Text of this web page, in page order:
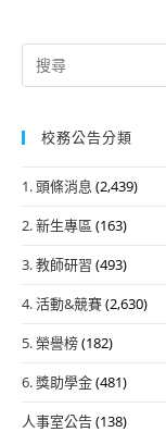
Search
for:
校務公告分類
1. 頭條消息 (2,439)
2. 新生專區 (163)
3. 教師研習 (493)
4. 活動&競賽(2,630)
5. 榮譽榜(182)
6. 獎助學金(481)
人事室公告(138)